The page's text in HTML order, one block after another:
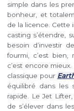
simple dans les
bonheur, et
de la licence. Cette
casting s’étendre,
besoin d’investir
fourmi, c’est bien,
c’est encore
classique pour
équilibré dans les
rapide. Le Jet
de s’élever dans